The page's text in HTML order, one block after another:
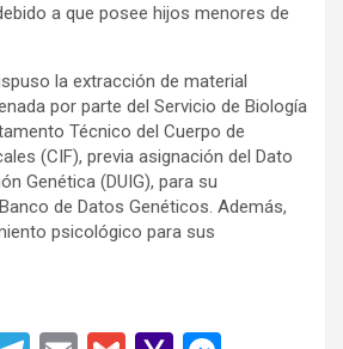
a que posee hijos menores de
la extracción de material
por parte del Servicio de Biología
Técnico del Cuerpo de
(CIF), previa asignación del Dato
Genética (DUIG), para su
de Datos Genéticos. Además,
psicológico para sus